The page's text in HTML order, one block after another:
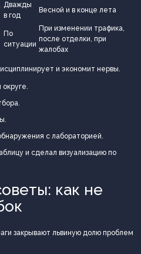
Дважды
в год
Весной и в конце лета
По
ситуации
При изменении трафика,
после отделки, при
жалобах
и экономит нервы.
округе.
с лабораторией.
и сделал визуализацию по
как не
закрывают львиную долю проблем